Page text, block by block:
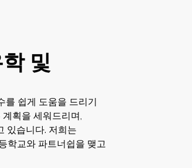
및
를 쉽게 도움을 드리기
획을 세워드리며,
있습니다. 저희는
학교와 파트너쉽을 맺고